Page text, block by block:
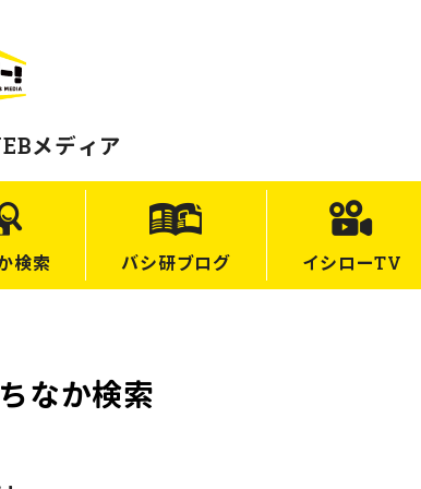
メディア
検索 バシ研ブログ イシローTV
なか検索